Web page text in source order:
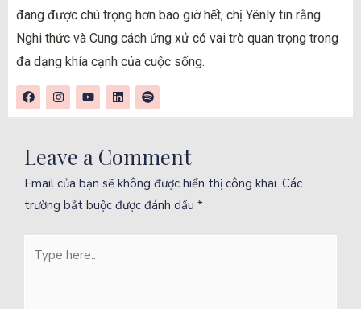
đang được chú trọng hơn bao giờ hết, chị Yênly tin rằng
Nghi thức và Cung cách ứng xử có vai trò quan trọng trong
đa dạng khía cạnh của cuộc sống.
Leave a Comment
Email của bạn sẽ không được hiển thị công khai. Các
trường bắt buộc được đánh dấu *